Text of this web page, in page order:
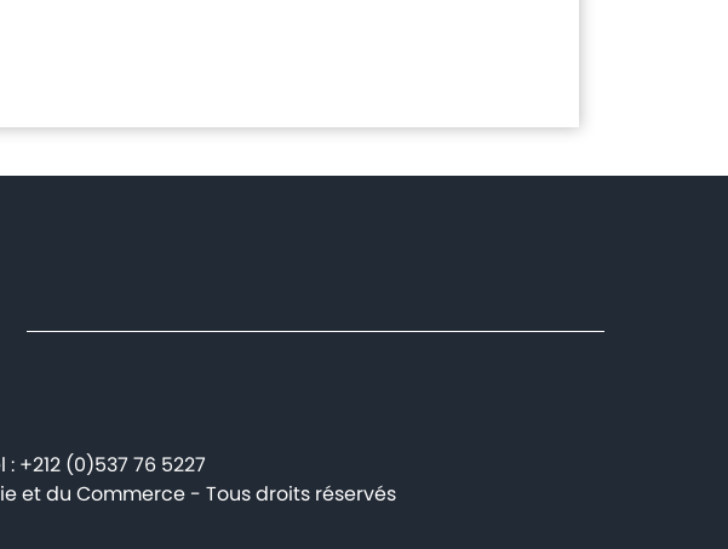
+212 (0)537 76 5227
et du Commerce - Tous droits réservés